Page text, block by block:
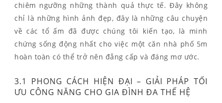
chiêm ngưỡng những thành quả thực tế. Đây không
chỉ là những hình ảnh đẹp, đây là những câu chuyện
về các tổ ấm đã được chúng tôi kiến tạo, là minh
chứng sống động nhất cho việc một căn nhà phố 5m
hoàn toàn có thể trở nên đẳng cấp và đáng mơ ước.
3.1 PHONG CÁCH HIỆN ĐẠI – GIẢI PHÁP TỐI
ƯU CÔNG NĂNG CHO GIA ĐÌNH ĐA THẾ HỆ